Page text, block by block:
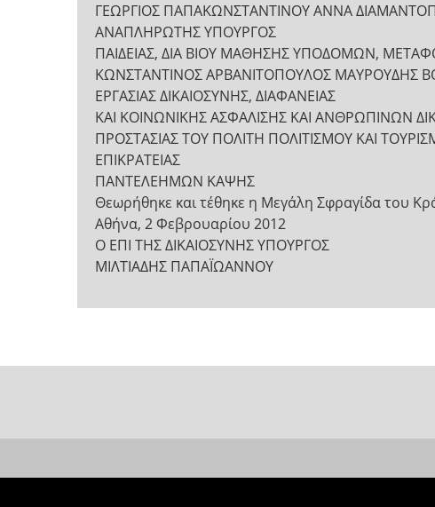
ΓΕΩΡΓΙΟΣ ΠΑΠΑΚΩΝΣΤΑΝΤΙΝΟΥ ΑΝΝΑ
ΑΝΑΠΛΗΡΩΤΗΣ ΥΠΟΥΡΓΟΣ
ΠΑΙΔΕΙΑΣ, ΔΙΑ ΒΙΟΥ ΜΑΘΗΣΗΣ ΥΠΟΔΟΜΩΝ,
ΚΩΝΣΤΑΝΤΙΝΟΣ ΑΡΒΑΝΙΤΟΠΟΥΛΟΣ ΜΑΥΡΟΥΔΗΣ
ΕΡΓΑΣΙΑΣ ΔΙΚΑΙΟΣΥΝΗΣ, ΔΙΑΦΑΝΕΙΑΣ
ΚΑΙ ΚΟΙΝΩΝΙΚΗΣ ΑΣΦΑΛΙΣΗΣ ΚΑΙ ΑΝΘΡΩΠΙΝΩΝ
ΠΡΟΣΤΑΣΙΑΣ ΤΟΥ ΠΟΛΙΤΗ ΠΟΛΙΤΙΣΜΟΥ ΚΑΙ
ΕΠΙΚΡΑΤΕΙΑΣ
ΠΑΝΤΕΛΕΗΜΩΝ ΚΑΨΗΣ
Θεωρήθηκε και τέθηκε η Μεγάλη Σφραγίδα του
Αθήνα, 2 Φεβρουαρίου 2012
Ο ΕΠΙ ΤΗΣ ΔΙΚΑΙΟΣΥΝΗΣ ΥΠΟΥΡΓΟΣ
ΜΙΛΤΙΑΔΗΣ ΠΑΠΑΪΩΑΝΝΟΥ